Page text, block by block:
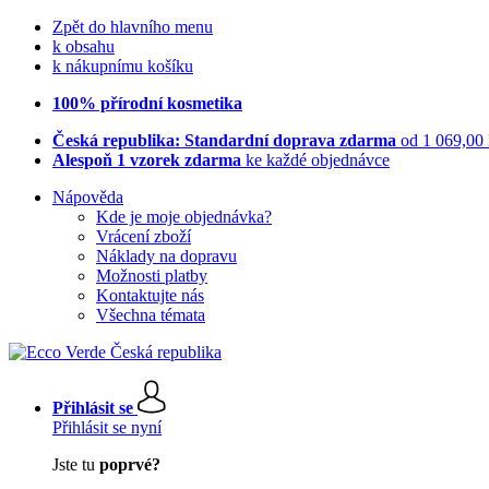
Zpět do hlavního menu
k obsahu
k nákupnímu košíku
100% přírodní kosmetika
Česká republika: Standardní doprava zdarma od 1 069,00
Alespoň 1 vzorek zdarma ke každé objednávce
Nápověda
Kde je moje objednávka?
Vrácení zboží
Náklady na dopravu
Možnosti platby
Kontaktujte nás
Všechna témata
Přihlásit se
Přihlásit se nyní
Jste tu poprvé?